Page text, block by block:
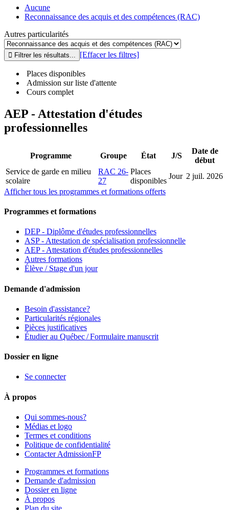
Aucune
Reconnaissance des acquis et des compétences (RAC)
Autres particularités
[Effacer les filtres]
Places disponibles
Admission sur liste d'attente
Cours complet
AEP - Attestation d'études
professionnelles
Programme Groupe État J/S
Date de
début
Service de garde en milieu
scolaire
RAC 26-
27
Places
disponibles
Jour 2 juil. 2026
Afficher tous les programmes et formations offerts
Programmes et formations
DEP - Diplôme d'études professionnelles
ASP - Attestation de spécialisation professionnelle
AEP - Attestation d'études professionnelles
Autres formations
Élève / Stage d'un jour
Demande d'admission
Besoin d'assistance?
Particularités régionales
Pièces justificatives
Étudier au Québec / Formulaire manuscrit
Dossier en ligne
Se connecter
À propos
Qui sommes-nous?
Médias et logo
Termes et conditions
Politique de confidentialité
Contacter AdmissionFP
Programmes et formations
Demande d'admission
Dossier en ligne
À propos
Plan du site